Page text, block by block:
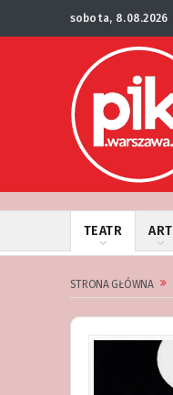
sobota, 8.08.2026
TEATR ART
STRONA GŁÓWNA